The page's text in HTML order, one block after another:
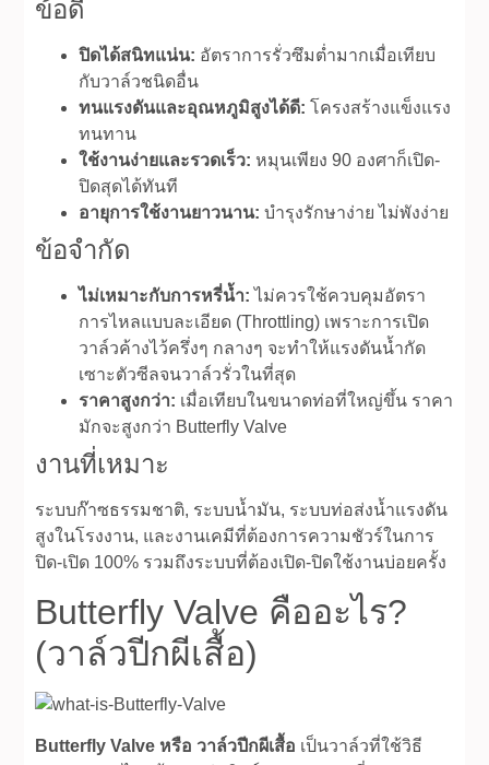
ข้อดี
ปิดได้สนิทแน่น: อัตราการรั่วซึมต่ำมากเมื่อเทียบ
กับวาล์วชนิดอื่น
ทนแรงดันและอุณหภูมิสูงได้ดี: โครงสร้างแข็งแรง
ทนทาน
ใช้งานง่ายและรวดเร็ว: หมุนเพียง 90 องศาก็เปิด-
ปิดสุดได้ทันที
อายุการใช้งานยาวนาน: บำรุงรักษาง่าย ไม่พังง่าย
ข้อจำกัด
ไม่เหมาะกับการหรี่น้ำ: ไม่ควรใช้ควบคุมอัตรา
การไหลแบบละเอียด (Throttling) เพราะการเปิด
วาล์วค้างไว้ครึ่งๆ กลางๆ จะทำให้แรงดันน้ำกัด
เซาะตัวซีลจนวาล์วรั่วในที่สุด
ราคาสูงกว่า: เมื่อเทียบในขนาดท่อที่ใหญ่ขึ้น ราคา
มักจะสูงกว่า Butterfly Valve
งานที่เหมาะ
ระบบก๊าซธรรมชาติ, ระบบน้ำมัน, ระบบท่อส่งน้ำแรงดัน
สูงในโรงงาน, และงานเคมีที่ต้องการความชัวร์ในการ
ปิด-เปิด 100% รวมถึงระบบที่ต้องเปิด-ปิดใช้งานบ่อยครั้ง
Butterfly Valve คืออะไร?
(วาล์วปีกผีเสื้อ)
Butterfly Valve หรือ วาล์วปีกผีเสื้อ เป็นวาล์วที่ใช้วิธี